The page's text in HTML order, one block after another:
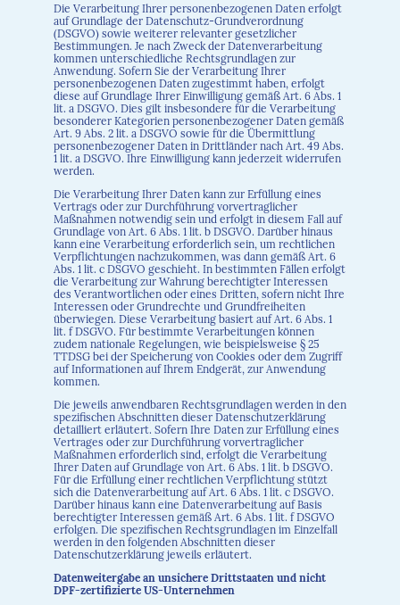
Die Verarbeitung Ihrer personenbezogenen Daten erfolgt
auf Grundlage der Datenschutz-Grundverordnung
(DSGVO) sowie weiterer relevanter gesetzlicher
Bestimmungen. Je nach Zweck der Datenverarbeitung
kommen unterschiedliche Rechtsgrundlagen zur
Anwendung. Sofern Sie der Verarbeitung Ihrer
personenbezogenen Daten zugestimmt haben, erfolgt
diese auf Grundlage Ihrer Einwilligung gemäß Art. 6 Abs. 1
lit. a DSGVO. Dies gilt insbesondere für die Verarbeitung
besonderer Kategorien personenbezogener Daten gemäß
Art. 9 Abs. 2 lit. a DSGVO sowie für die Übermittlung
personenbezogener Daten in Drittländer nach Art. 49 Abs.
1 lit. a DSGVO. Ihre Einwilligung kann jederzeit widerrufen
werden.
Die Verarbeitung Ihrer Daten kann zur Erfüllung eines
Vertrags oder zur Durchführung vorvertraglicher
Maßnahmen notwendig sein und erfolgt in diesem Fall auf
Grundlage von Art. 6 Abs. 1 lit. b DSGVO. Darüber hinaus
kann eine Verarbeitung erforderlich sein, um rechtlichen
Verpflichtungen nachzukommen, was dann gemäß Art. 6
Abs. 1 lit. c DSGVO geschieht. In bestimmten Fällen erfolgt
die Verarbeitung zur Wahrung berechtigter Interessen
des Verantwortlichen oder eines Dritten, sofern nicht Ihre
Interessen oder Grundrechte und Grundfreiheiten
überwiegen. Diese Verarbeitung basiert auf Art. 6 Abs. 1
lit. f DSGVO. Für bestimmte Verarbeitungen können
zudem nationale Regelungen, wie beispielsweise § 25
TTDSG bei der Speicherung von Cookies oder dem Zugriff
auf Informationen auf Ihrem Endgerät, zur Anwendung
kommen.
Die jeweils anwendbaren Rechtsgrundlagen werden in den
spezifischen Abschnitten dieser Datenschutzerklärung
detailliert erläutert. Sofern Ihre Daten zur Erfüllung eines
Vertrages oder zur Durchführung vorvertraglicher
Maßnahmen erforderlich sind, erfolgt die Verarbeitung
Ihrer Daten auf Grundlage von Art. 6 Abs. 1 lit. b DSGVO.
Für die Erfüllung einer rechtlichen Verpflichtung stützt
sich die Datenverarbeitung auf Art. 6 Abs. 1 lit. c DSGVO.
Darüber hinaus kann eine Datenverarbeitung auf Basis
berechtigter Interessen gemäß Art. 6 Abs. 1 lit. f DSGVO
erfolgen. Die spezifischen Rechtsgrundlagen im Einzelfall
werden in den folgenden Abschnitten dieser
Datenschutzerklärung jeweils erläutert.
Datenweitergabe an unsichere Drittstaaten und nicht
DPF-zertifizierte US-Unternehmen